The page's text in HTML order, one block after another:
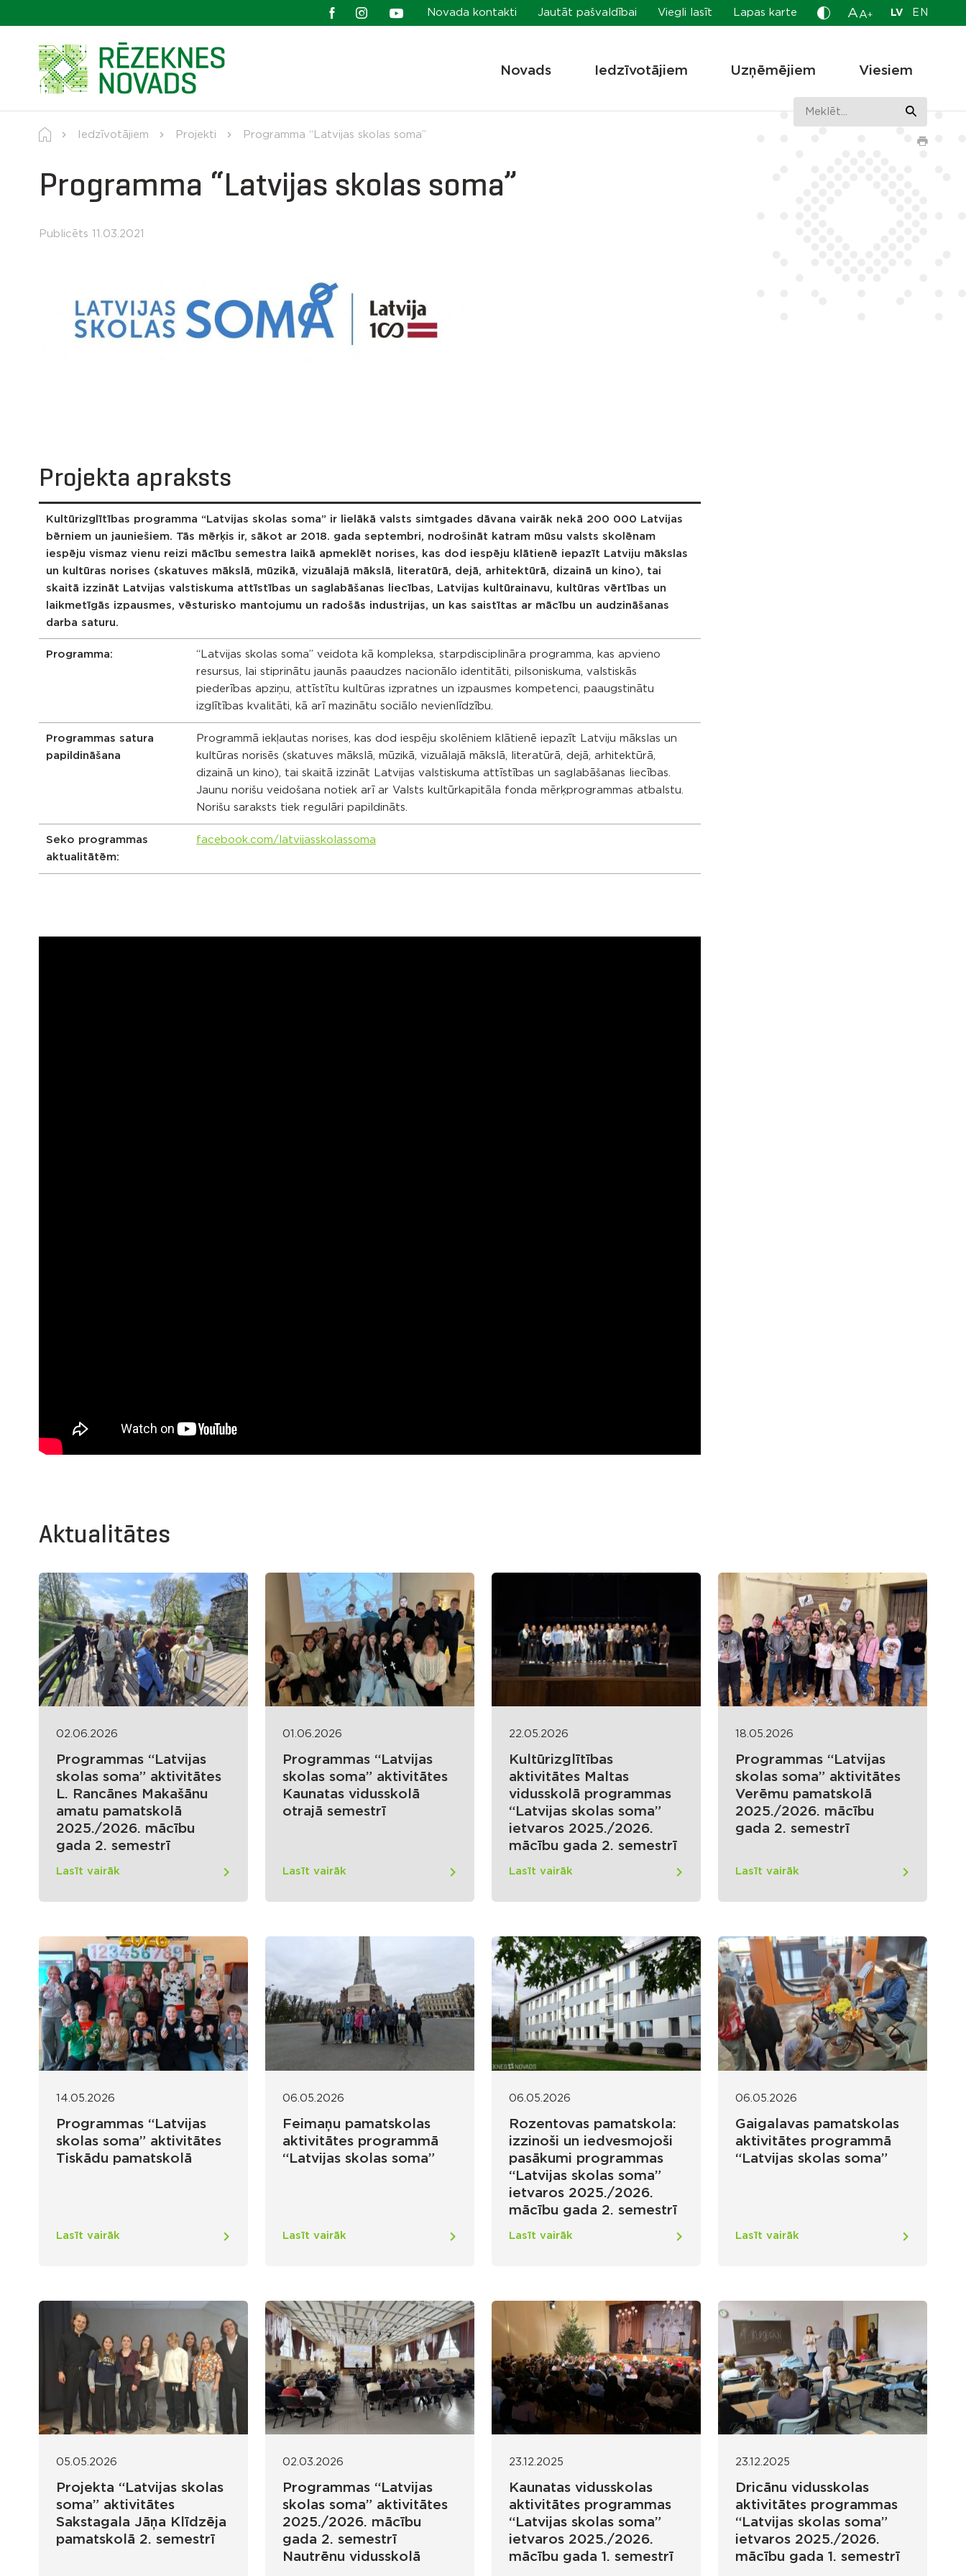
Novada kontakti Jautāt pašvaldībai Viegli lasīt Lapas karte A A+ LV EN
Novads Iedzīvotājiem Uzņēmējiem Viesiem
Iedzīvotājiem Projekti Programma “Latvijas skolas soma”
Programma “Latvijas skolas soma”
Publicēts 11.03.2021
Projekta apraksts
Kultūrizglītības programma “Latvijas skolas soma” ir lielākā valsts simtgades dāvana vairāk nekā 200 000 Latvijas
bērniem un jauniešiem. Tās mērķis ir, sākot ar 2018. gada septembri, nodrošināt katram mūsu valsts skolēnam
iespēju vismaz vienu reizi mācību semestra laikā apmeklēt norises, kas dod iespēju klātienē iepazīt Latviju mākslas
un kultūras norises (skatuves mākslā, mūzikā, vizuālajā mākslā, literatūrā, dejā, arhitektūrā, dizainā un kino), tai
skaitā izzināt Latvijas valstiskuma attīstības un saglabāšanas liecības, Latvijas kultūrainavu, kultūras vērtības un
laikmetīgās izpausmes, vēsturisko mantojumu un radošās industrijas, un kas saistītas ar mācību un audzināšanas
darba saturu.
Programma:
“Latvijas skolas soma” veidota kā kompleksa, starpdisciplināra programma, kas apvieno
resursus, lai stiprinātu jaunās paaudzes nacionālo identitāti, pilsoniskuma, valstiskās
piederības apziņu, attīstītu kultūras izpratnes un izpausmes kompetenci, paaugstinātu
izglītības kvalitāti, kā arī mazinātu sociālo nevienlīdzību.
Programmas satura
papildināšana
Programmā iekļautas norises, kas dod iespēju skolēniem klātienē iepazīt Latviju mākslas un
kultūras norisēs (skatuves mākslā, mūzikā, vizuālajā mākslā, literatūrā, dejā, arhitektūrā,
dizainā un kino), tai skaitā izzināt Latvijas valstiskuma attīstības un saglabāšanas liecības.
Jaunu norišu veidošana notiek arī ar Valsts kultūrkapitāla fonda mērķprogrammas atbalstu.
Norišu saraksts tiek regulāri papildināts.
Seko programmas
aktualitātēm:
facebook.com/latvijasskolassoma
Aktualitātes
02.06.2026
Programmas “Latvijas
skolas soma” aktivitātes
L. Rancānes Makašānu
amatu pamatskolā
2025./2026. mācību
gada 2. semestrī
Lasīt vairāk
01.06.2026
Programmas “Latvijas
skolas soma” aktivitātes
Kaunatas vidusskolā
otrajā semestrī
Lasīt vairāk
22.05.2026
Kultūrizglītības
aktivitātes Maltas
vidusskolā programmas
“Latvijas skolas soma”
ietvaros 2025./2026.
mācību gada 2. semestrī
Lasīt vairāk
18.05.2026
Programmas “Latvijas
skolas soma” aktivitātes
Verēmu pamatskolā
2025./2026. mācību
gada 2. semestrī
Lasīt vairāk
14.05.2026
Programmas “Latvijas
skolas soma” aktivitātes
Tiskādu pamatskolā
Lasīt vairāk
06.05.2026
Feimaņu pamatskolas
aktivitātes programmā
“Latvijas skolas soma”
Lasīt vairāk
06.05.2026
Rozentovas pamatskola:
izzinoši un iedvesmojoši
pasākumi programmas
“Latvijas skolas soma”
ietvaros 2025./2026.
mācību gada 2. semestrī
Lasīt vairāk
06.05.2026
Gaigalavas pamatskolas
aktivitātes programmā
“Latvijas skolas soma”
Lasīt vairāk
05.05.2026
Projekta “Latvijas skolas
soma” aktivitātes
Sakstagala Jāņa Klīdzēja
pamatskolā 2. semestrī
02.03.2026
Programmas “Latvijas
skolas soma” aktivitātes
2025./2026. mācību
gada 2. semestrī
Nautrēnu vidusskolā
23.12.2025
Kaunatas vidusskolas
aktivitātes programmas
“Latvijas skolas soma”
ietvaros 2025./2026.
mācību gada 1. semestrī
23.12.2025
Dricānu vidusskolas
aktivitātes programmas
“Latvijas skolas soma”
ietvaros 2025./2026.
mācību gada 1. semestrī